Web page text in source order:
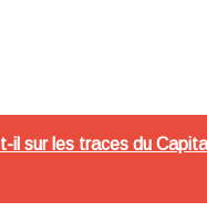
il sur les traces du